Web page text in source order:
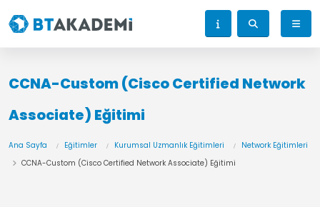
CCNA-Custom (Cisco Certified Network
Associate) Eğitimi
Ana Sayfa Eğitimler Kurumsal Uzmanlık Eğitimleri
Network Eğitimleri
CCNA-Custom (Cisco Certified Network Associate) Eğitimi